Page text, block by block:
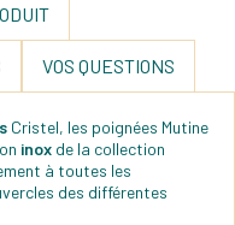
VOS QUESTIONS
Cristel, les poignées Mutine
inox de la collection
à toutes les
des différentes